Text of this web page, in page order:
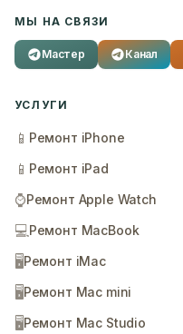
МЫ НА СВЯЗИ
Мастер Канал
УСЛУГИ
📱 Ремонт iPhone
📱 Ремонт iPad
⌚Ремонт Apple Watch
💻Ремонт MacBook
🖥️Ремонт iMac
🖥️Ремонт Mac mini
🖥️Ремонт Mac Studio